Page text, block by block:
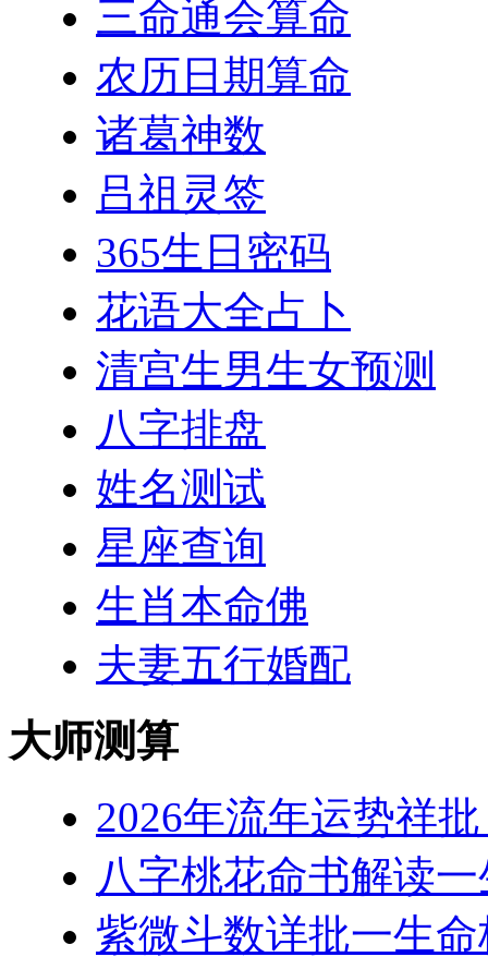
三命通会算命
农历日期算命
诸葛神数
吕祖灵签
365生日密码
花语大全占卜
清宫生男生女预测
八字排盘
姓名测试
星座查询
生肖本命佛
夫妻五行婚配
大师测算
2026年流年运势祥
八字桃花命书解读
紫微斗数详批一生